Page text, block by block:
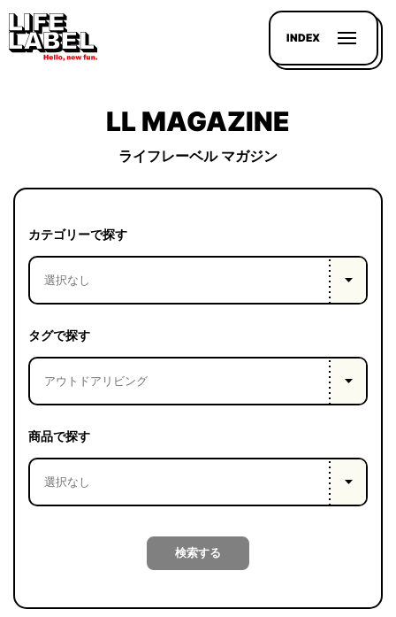
INDEX
UP
PROJECT
LIFE
LABEL
はい
LL MAGAZINE
ライフレーベル マガジン
カテゴリーで探す
タグで探す
商品で探す
検索する